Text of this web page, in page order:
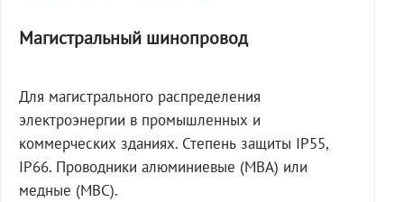
Магистральный шинопровод
Для магистрального распределения
электроэнергии в промышленных и
коммерческих зданиях. Степень защиты IP55,
IP66. Проводники алюминиевые (МВА) или
медные (МВС).